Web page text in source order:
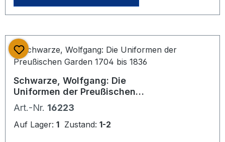
deutscher Text
Schwarze, Wolfgang: Die
Uniformen der Preußischen
Garden 1704 bis 1836
Art.-Nr. 16223
Auf Lager: 1 Zustand: 1-2